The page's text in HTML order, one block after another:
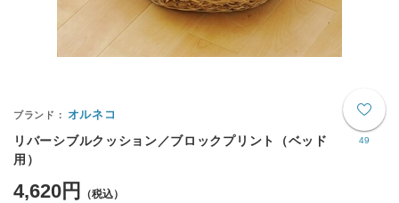
49
オルネコ
リバーシブルクッション／ブロックプリント（ベッド
用）
4,620円